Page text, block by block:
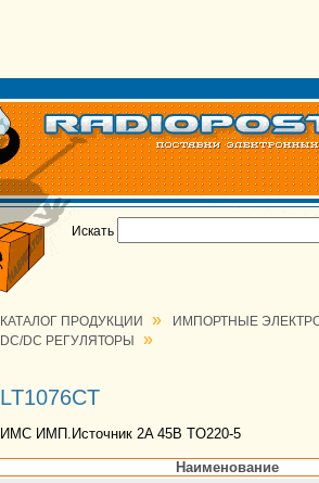
Искать
КАТАЛОГ ПРОДУКЦИИ »
ИМПОРТНЫЕ
DC/DC РЕГУЛЯТОРЫ
»
LT1076CT
ИМС ИМП.Источник 2A 45В TO220-5
Наименование